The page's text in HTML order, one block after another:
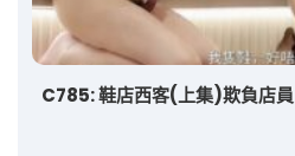
C785: 鞋店西客(上集)欺負店